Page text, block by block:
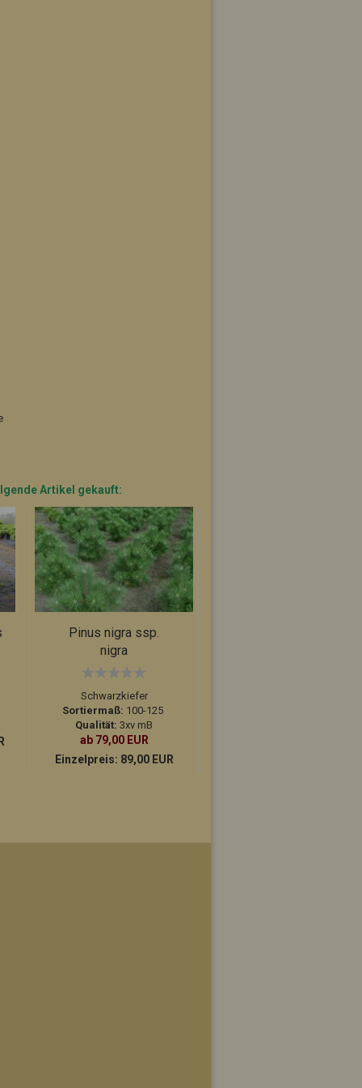
Artikel gekauft:
Pinus nigra ssp.
nigra
Schwarzkiefer
Sortiermaß: 100-125
Qualität: 3xv mB
ab 79,00 EUR
Einzelpreis: 89,00 EUR